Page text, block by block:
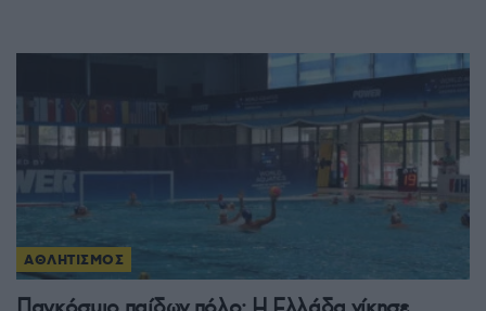
ΑΘΛΗΤΙΣΜΟΣ